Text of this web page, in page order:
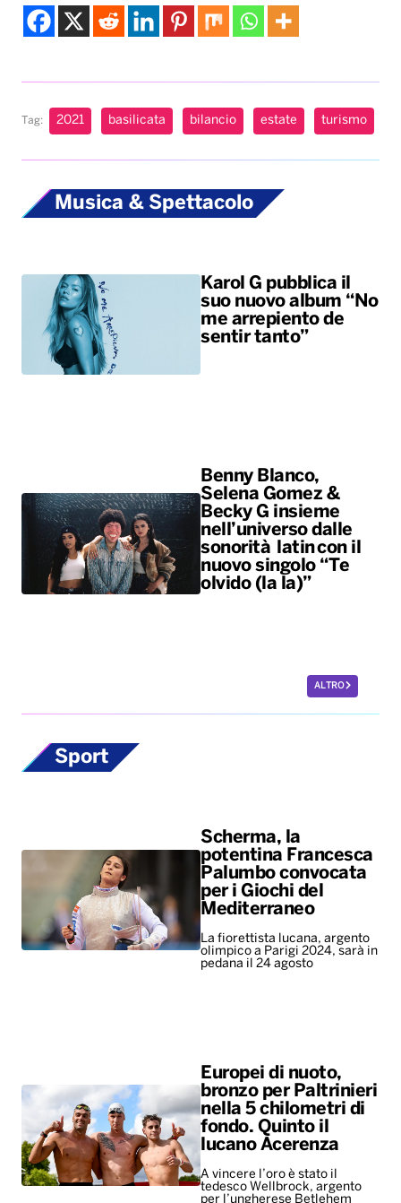
Tag: 2021 basilicata bilancio estate turismo
Musica & Spettacolo
Karol G pubblica il
suo nuovo album “No
me arrepiento de
sentir tanto”
Benny Blanco,
Selena Gomez &
Becky G insieme
nell’universo dalle
sonorità latin con il
nuovo singolo “Te
olvido (la la)”
ALTRO
Sport
Scherma, la
potentina Francesca
Palumbo convocata
per i Giochi del
Mediterraneo
La fiorettista lucana, argento
olimpico a Parigi 2024, sarà in
pedana il 24 agosto
Europei di nuoto,
bronzo per Paltrinieri
nella 5 chilometri di
fondo. Quinto il
lucano Acerenza
A vincere l’oro è stato il
tedesco Wellbrock, argento
per l’ungherese Betlehem